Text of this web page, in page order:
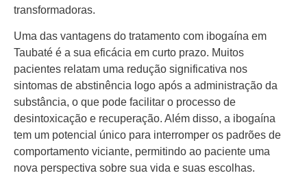
transformadoras.
Uma das vantagens do tratamento com ibogaína em
Taubaté é a sua eficácia em curto prazo. Muitos
pacientes relatam uma redução significativa nos
sintomas de abstinência logo após a administração da
substância, o que pode facilitar o processo de
desintoxicação e recuperação. Além disso, a ibogaína
tem um potencial único para interromper os padrões de
comportamento viciante, permitindo ao paciente uma
nova perspectiva sobre sua vida e suas escolhas.